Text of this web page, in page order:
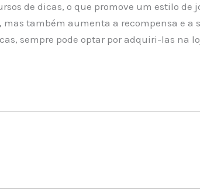
de dicas, o que promove um estilo de
também aumenta a recompensa e a
sempre pode optar por adquiri-las na